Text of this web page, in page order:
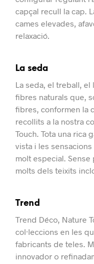
capçal recull la cap.
cames elevades,
relaxació.
La seda
La seda, el treball,
fibres naturals que,
fibres, conformen la
recollits a la nostra
Touch. Tota una rica
vista i les
molt especial.
molts dels teixits
Trend
Trend Déco, Nature
col·leccions en les
fabricants de teles.
innovador o